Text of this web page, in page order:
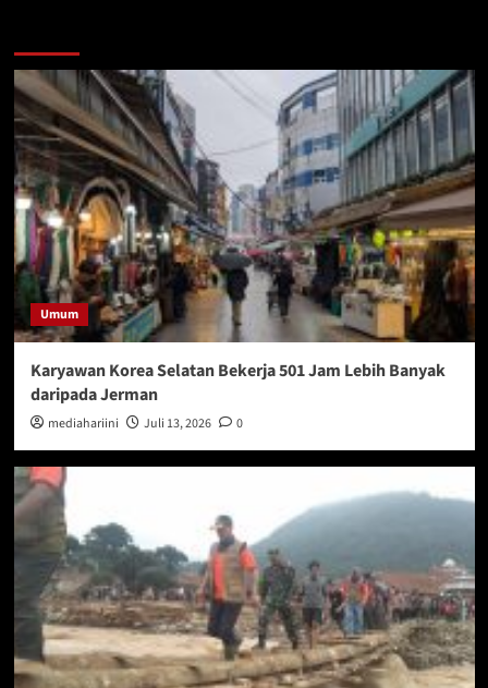
Umum
Karyawan Korea Selatan Bekerja 501 Jam Lebih Banyak
daripada Jerman
mediahariini Juli 13, 2026 0